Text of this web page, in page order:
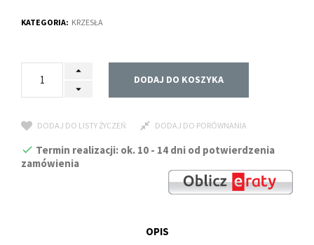
KATEGORIA: KRZESŁA
DODAJ DO KOSZYKA
DODAJ DO LISTY ŻYCZEŃ DODAJ DO PORÓWNANIA
Termin realizacji: ok. 10 - 14 dni od potwierdzenia
zamówienia
OPIS